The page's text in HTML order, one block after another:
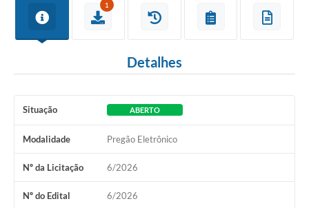
A Prefeitura
Lei Aldir Blanc
Agenda
1
Detalhes
Situação ABERTO
Modalidade Pregão Eletrônico
Nº da Licitação 6/2026
Nº do Edital 6/2026